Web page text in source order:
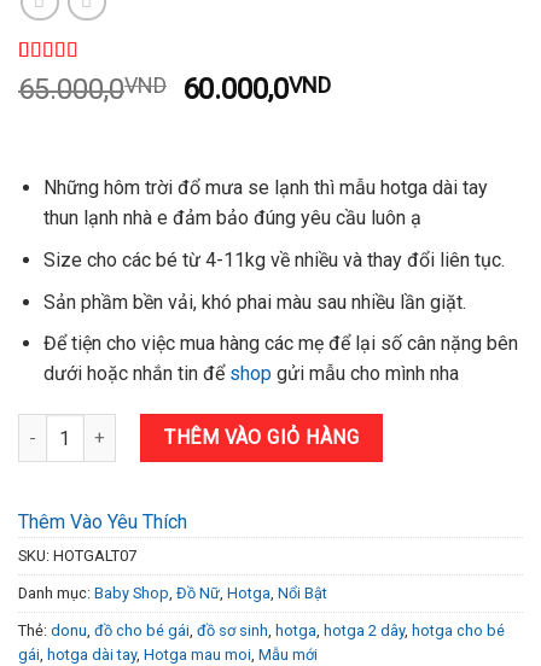
5.00 trên 5
dựa trên
2
65.000,0VND
Giá
65.000,0VND.
60.000,0VNDGiá
là:
60.000,0VND.
Những hôm trời đổ mưa se lạnh thì mẫu hotga dài tay
thun lạnh nhà e đảm bảo đúng yêu cầu luôn ạ
Size cho các bé từ 4-11kg về nhiều và thay đổi liên tục.
Sản phầm bền vải, khó phai màu sau nhiều lần giặt.
Để tiện cho việc mua hàng các mẹ để lại số cân nặng bên
dưới hoặc nhắn tin để shopgửi mẫu cho mình nha
Hotga dài tay mẫu mới số lượngTHÊM VÀO GIỎ HÀNG
Thêm Vào Yêu Thích
SKU: HOTGALT07
Danh mục: Baby Shop Đồ Nữ Hotga Nổi Bật
Thẻ: donu đồ cho bé gái đồ sơ sinh hotga hotga 2 dây, hotga cho bé
gái hotga dài tay, Hotga mau moi Mẫu mới